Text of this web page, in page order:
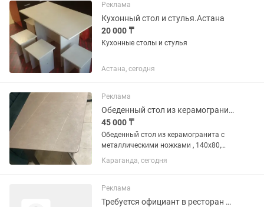
Реклама
Кухонный стол и стулья.Астана
20 000 ₸
Кухонные столы и стулья
Астана, сегодня
Реклама
Обеденный стол из керамогранита
45 000 ₸
Обеденный стол из керамогранита с
металлическими ножками , 140х80,
керамика, серый
Караганда, сегодня
Реклама
Требуется официант в ресторан Cafestar